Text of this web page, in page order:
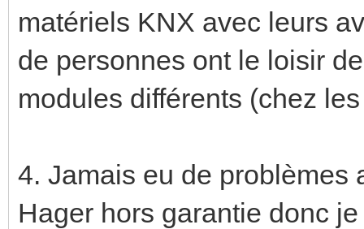
matériels KNX avec leurs
de personnes ont le loisir
modules différents (chez
4. Jamais eu de problèmes
Hager hors garantie donc